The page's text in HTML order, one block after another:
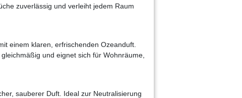
zuverlässig und verleiht jedem Raum
einem klaren, erfrischenden Ozeanduft.
und eignet sich für Wohnräume,
sauberer Duft. Ideal zur Neutralisierung